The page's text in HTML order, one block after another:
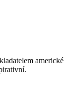
americké